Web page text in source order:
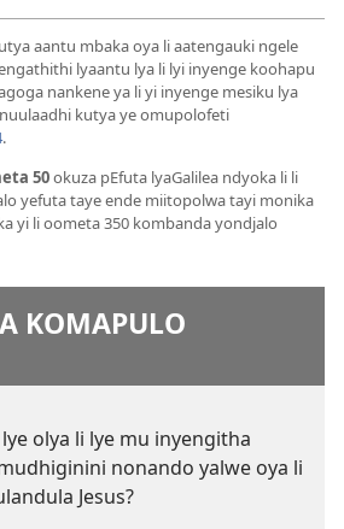
aantu mbaka oya li aatengauki ngele
lyaantu lya li lyi inyenge koohapu
nankene ya li yi inyenge mesiku lya
kutya ye omupolofeti
.
50okuza pEfuta lyaGalilea ndyoka li li
yefuta taye ende miitopolwa tayi monika
yi li oometa 350 kombanda yondjalo
KOMAPULO
olya li lye mu inyengitha
nonando yalwe oya li
Jesus?